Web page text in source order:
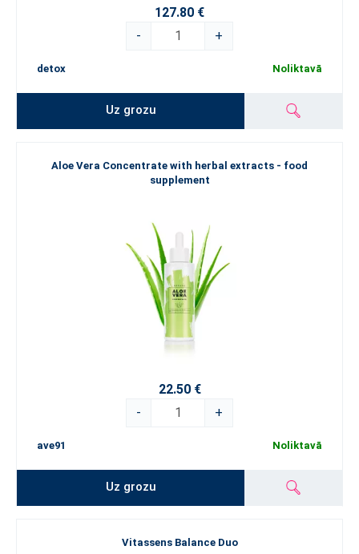
127.80 €
-
+
detox Noliktavā
Uz grozu
Aloe Vera Concentrate with herbal extracts - food
supplement
22.50 €
-
+
ave91 Noliktavā
Uz grozu
Vitassens Balance Duo